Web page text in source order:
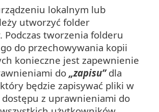
lokalnym lub
utworzyć folder
Podczas tworzenia folderu
do przechowywania kopii
konieczne jest zapewnienie
do „zapisu”dla
będzie zapisywać pliki w
z uprawnieniami do